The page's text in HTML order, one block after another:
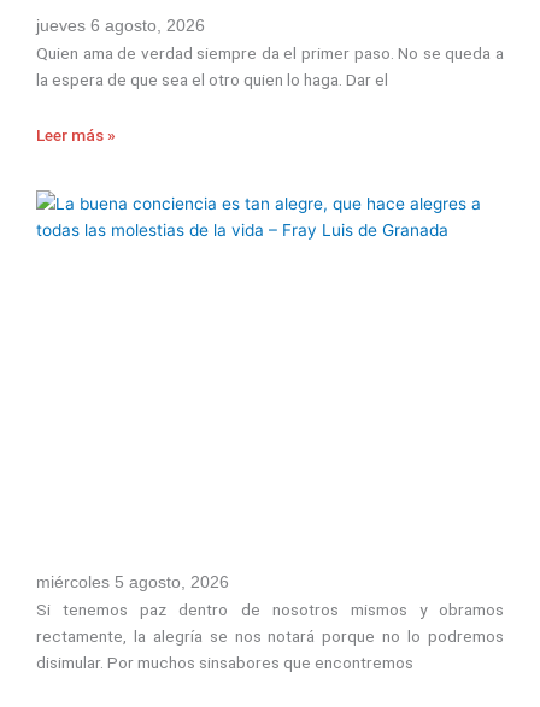
jueves 6 agosto, 2026
Quien ama de verdad siempre da el primer paso. No se queda a
la espera de que sea el otro quien lo haga. Dar el
Leer más »
miércoles 5 agosto, 2026
Si tenemos paz dentro de nosotros mismos y obramos
rectamente, la alegría se nos notará porque no lo podremos
disimular. Por muchos sinsabores que encontremos